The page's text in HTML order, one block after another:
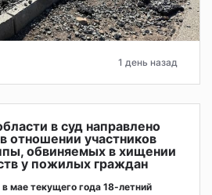
1 день назад
в суд направлено
отношении участников
обвиняемых в хищении
у пожилых граждан
мае текущего года 18-летний